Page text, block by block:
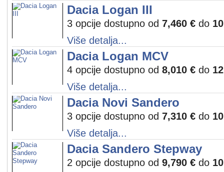
Dacia Logan III
3 opcije dostupno od 7,460 € do
Više detalja...
Dacia Logan MCV
4 opcije dostupno od 8,010 € do
Više detalja...
Dacia Novi Sandero
3 opcije dostupno od 7,310 € do
Više detalja...
Dacia Sandero Stepway
2 opcije dostupno od 9,790 € do